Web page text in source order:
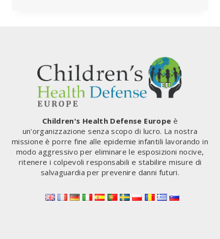
UFFICIALE
STA
MORENDO.
IL
NOSTRO
MOVIMENTO
PER
LA
LIBERTÀ,
LA
DEMOCRAZIA,
LA
E
Children's Health Defense Europe è
un'organizzazione senza scopo di lucro. La nostra
missione è porre fine alle epidemie infantili lavorando in
modo aggressivo per eliminare le esposizioni nocive,
ritenere i colpevoli responsabili e stabilire misure di
salvaguardia per prevenire danni futuri.